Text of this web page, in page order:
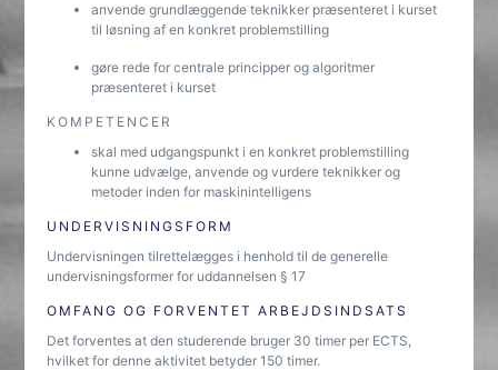
anvende grundlæggende teknikker præsenteret i kurset
til løsning af en konkret problemstilling
gøre rede for centrale principper og algoritmer
præsenteret i kurset
KOMPETENCER
skal med udgangspunkt i en konkret problemstilling
kunne udvælge, anvende og vurdere teknikker og
metoder inden for maskinintelligens
UNDERVISNINGSFORM
Undervisningen tilrettelægges i henhold til de generelle
undervisningsformer for uddannelsen § 17
OMFANG OG FORVENTET ARBEJDSINDSATS
Det forventes at den studerende bruger 30 timer per ECTS,
hvilket for denne aktivitet betyder 150 timer.